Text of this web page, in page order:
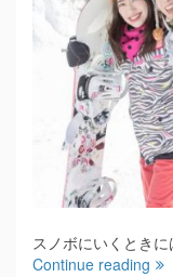
スノボにいくときに
Continue reading